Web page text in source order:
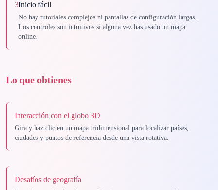
3Inicio fácil
No hay tutoriales complejos ni pantallas de configuración largas.
Los controles son intuitivos si alguna vez has usado un mapa
online.
Lo que obtienes
Interacción con el globo 3D
Gira y haz clic en un mapa tridimensional para localizar países,
ciudades y puntos de referencia desde una vista rotativa.
Desafíos de geografía